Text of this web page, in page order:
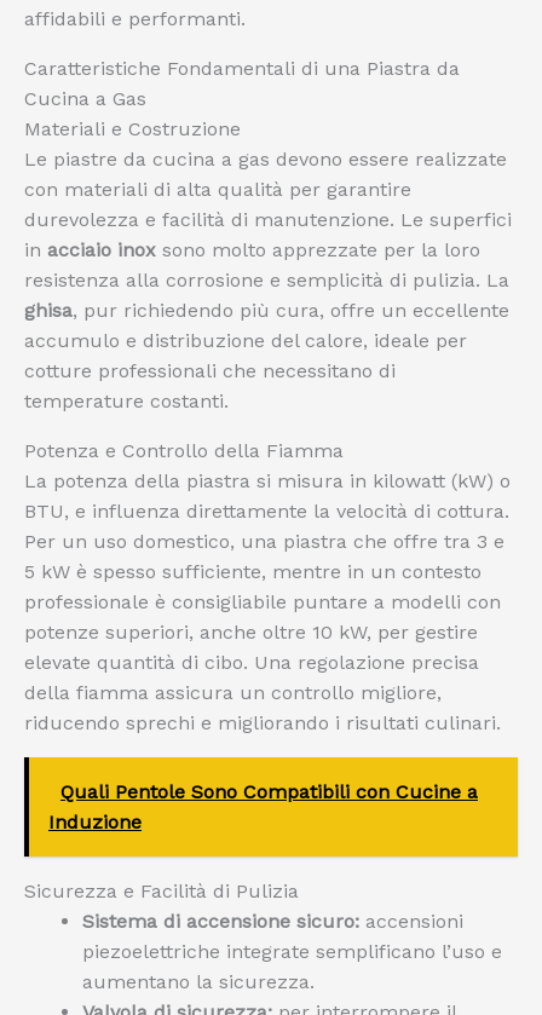
affidabili e performanti.
Caratteristiche Fondamentali di una Piastra da
Cucina a Gas
Materiali e Costruzione
Le piastre da cucina a gas devono essere realizzate
con materiali di alta qualità per garantire
durevolezza e facilità di manutenzione. Le superfici
in acciaio inox sono molto apprezzate per la loro
resistenza alla corrosione e semplicità di pulizia. La
ghisa, pur richiedendo più cura, offre un eccellente
accumulo e distribuzione del calore, ideale per
cotture professionali che necessitano di
temperature costanti.
Potenza e Controllo della Fiamma
La potenza della piastra si misura in kilowatt (kW) o
BTU, e influenza direttamente la velocità di cottura.
Per un uso domestico, una piastra che offre tra 3 e
5 kW è spesso sufficiente, mentre in un contesto
professionale è consigliabile puntare a modelli con
potenze superiori, anche oltre 10 kW, per gestire
elevate quantità di cibo. Una regolazione precisa
della fiamma assicura un controllo migliore,
riducendo sprechi e migliorando i risultati culinari.
Quali Pentole Sono Compatibili con Cucine a
Induzione
Sicurezza e Facilità di Pulizia
Sistema di accensione sicuro: accensioni
piezoelettriche integrate semplificano l’uso e
aumentano la sicurezza.